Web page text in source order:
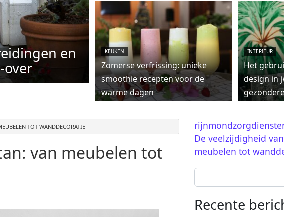
en
over
KEUKEN
Zomerse verfrissing: unieke
smoothie recepten voor de
warme dagen
INTERIEUR
Het
design in
TOT WANDDECORATIE
van meubelen tot
De veelzijdigheid
meubelen tot
Search for:
Recente